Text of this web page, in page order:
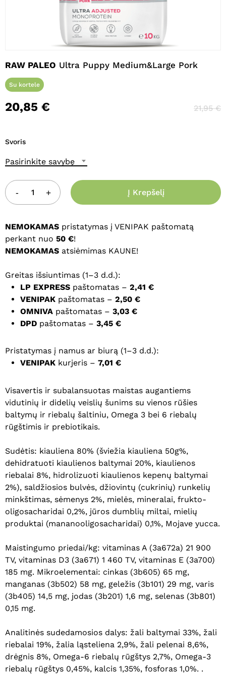
RAW PALEO Ultra Puppy Medium&Large Pork
Su kortele
20,85 € 21,95€
Svoris
Pasirinkite savybę
Į Krepšelį
NEMOKAMAS pristatymas į VENIPAK paštomatą
perkant nuo 50 €!
NEMOKAMAS atsiėmimas KAUNE!
Greitas išsiuntimas (1–3 d.d.):
LP EXPRESS paštomatas – 2,41 €
VENIPAK paštomatas – 2,50 €
OMNIVA paštomatas – 3,03 €
DPD paštomatas – 3,45 €
Pristatymas į namus ar biurą (1–3 d.d.):
VENIPAK kurjeris – 7,01 €
Visavertis ir subalansuotas maistas augantiems
vidutinių ir didelių veislių šunims su vienos rūšies
baltymų ir riebalų šaltiniu, Omega 3 bei 6 riebalų
rūgštimis ir prebiotikais.
Sudėtis: kiauliena 80% (šviežia kiauliena 50g%,
dehidratuoti kiaulienos baltymai 20%, kiaulienos
riebalai 8%, hidrolizuoti kiaulienos kepenų baltymai
2%), saldžiosios bulvės, džiovintų (cukrinių) runkelių
minkštimas, sėmenys 2%, mielės, mineralai, frukto-
oligosacharidai 0,2%, jūros dumblių miltai, mielių
produktai (mananooligosacharidai) 0,1%, Mojave yucca.
Maistingumo priedai/kg: vitaminas A (3a672a) 21 900
TV, vitaminas D3 (3a671) 1 460 TV, vitaminas E (3a700)
185 mg. Mikroelementai: cinkas (3b605) 65 mg,
manganas (3b502) 58 mg, geležis (3b101) 29 mg, varis
(3b405) 14,5 mg, jodas (3b201) 1,6 mg, selenas (3b801)
0,15 mg.
Analitinės sudedamosios dalys: žali baltymai 33%, žali
riebalai 19%, žalia ląsteliena 2,9%, žali pelenai 8,6%,
drėgnis 8%, Omega-6 riebalų rūgštys 2,7%, Omega-3
riebalų rūgštys 0,45%, kalcis 1,35%, fosforas 1,0%. .
Pavadinimas*
El. paštas*
parašyti komentarą.